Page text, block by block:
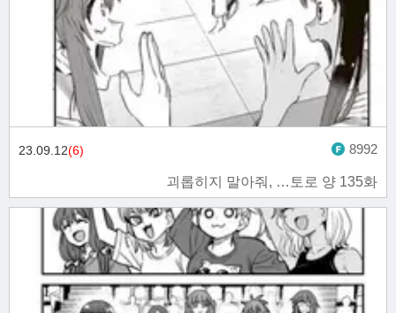
괴롭히지 말아줘, …토로 양 135화
23.09.12(6) 8992